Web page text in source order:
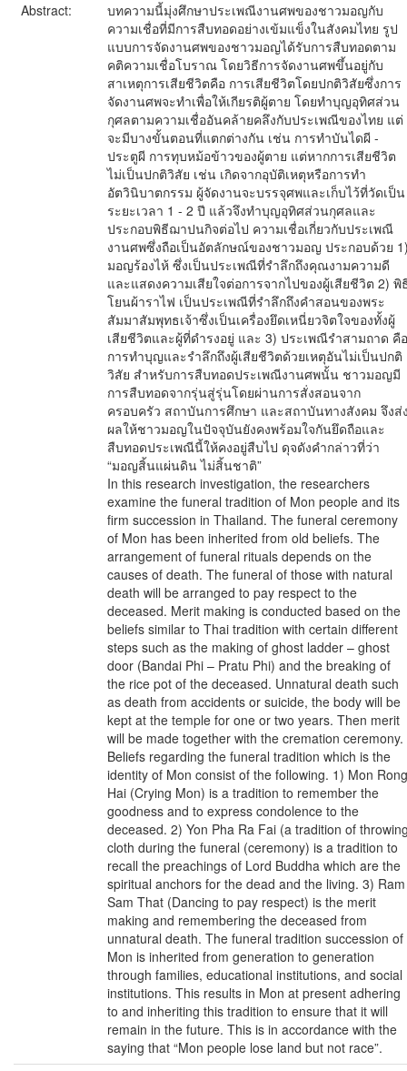
Abstract:
บทความนี้มุ่งศึกษาประเพณีงานศพของชาวมอญกับ
ความเชื่อที่มีการสืบทอดอย่างเข้มแข็งในสังคมไทย รูป
แบบการจัดงานศพของชาวมอญได้รับการสืบทอดตาม
คติความเชื่อโบราณ โดยวิธีการจัดงานศพขึ้นอยู่กับ
สาเหตุการเสียชีวิตคือ การเสียชีวิตโดยปกติวิสัยซึ่งการ
จัดงานศพจะทำเพื่อให้เกียรติผู้ตาย โดยทำบุญอุทิศส่วน
กุศลตามความเชื่ออันคล้ายคลึงกับประเพณีของไทย แต่
จะมีบางขั้นตอนที่แตกต่างกัน เช่น การทำบันไดผี -
ประตูผี การทุบหม้อข้าวของผู้ตาย แต่หากการเสียชีวิต
ไม่เป็นปกติวิสัย เช่น เกิดจากอุบัติเหตุหรือการทำ
อัตวินิบาตกรรม ผู้จัดงานจะบรรจุศพและเก็บไว้ที่วัดเป็น
ระยะเวลา 1 - 2 ปี แล้วจึงทำบุญอุทิศส่วนกุศลและ
ประกอบพิธีฌาปนกิจต่อไป ความเชื่อเกี่ยวกับประเพณี
งานศพซึ่งถือเป็นอัตลักษณ์ของชาวมอญ ประกอบด้วย
มอญร้องไห้ ซึ่งเป็นประเพณีที่รำลึกถึงคุณงามความดี
และแสดงความเสียใจต่อการจากไปของผู้เสียชีวิต 2) พิ
โยนผ้าราไฟ เป็นประเพณีที่รำลึกถึงคำสอนของพระ
สัมมาสัมพุทธเจ้าซึ่งเป็นเครื่องยึดเหนี่ยวจิตใจของทั้งผู้
เสียชีวิตและผู้ที่ดำรงอยู่ และ 3) ประเพณีรำสามถาด คือ
การทำบุญและรำลึกถึงผู้เสียชีวิตด้วยเหตุอันไม่เป็นปกติ
วิสัย สำหรับการสืบทอดประเพณีงานศพนั้น ชาวมอญมี
การสืบทอดจากรุ่นสู่รุ่นโดยผ่านการสั่งสอนจาก
ครอบครัว สถาบันการศึกษา และสถาบันทางสังคม จึงส่
ผลให้ชาวมอญในปัจจุบันยังคงพร้อมใจกันยึดถือและ
สืบทอดประเพณีนี้ให้คงอยู่สืบไป ดุจดังคำกล่าวที่ว่า
“มอญสิ้นแผ่นดิน ไม่สิ้นชาติ”
In this research investigation, the researchers
examine the funeral tradition of Mon people and its
firm succession in Thailand. The funeral ceremony
of Mon has been inherited from old beliefs. The
arrangement of funeral rituals depends on the
causes of death. The funeral of those with natural
death will be arranged to pay respect to the
deceased. Merit making is conducted based on the
beliefs similar to Thai tradition with certain different
steps such as the making of ghost ladder – ghost
door (Bandai Phi – Pratu Phi) and the breaking of
the rice pot of the deceased. Unnatural death such
as death from accidents or suicide, the body will be
kept at the temple for one or two years. Then merit
will be made together with the cremation ceremony.
Beliefs regarding the funeral tradition which is the
identity of Mon consist of the following. 1) Mon Rong
Hai (Crying Mon) is a tradition to remember the
goodness and to express condolence to the
deceased. 2) Yon Pha Ra Fai (a tradition of
cloth during the funeral (ceremony) is a tradition to
recall the preachings of Lord Buddha which are the
spiritual anchors for the dead and the living. 3) Ram
Sam That (Dancing to pay respect) is the merit
making and remembering the deceased from
unnatural death. The funeral tradition succession of
Mon is inherited from generation to generation
through families, educational institutions, and social
institutions. This results in Mon at present adhering
to and inheriting this tradition to ensure that it will
remain in the future. This is in accordance with the
saying that “Mon people lose land but not race”.